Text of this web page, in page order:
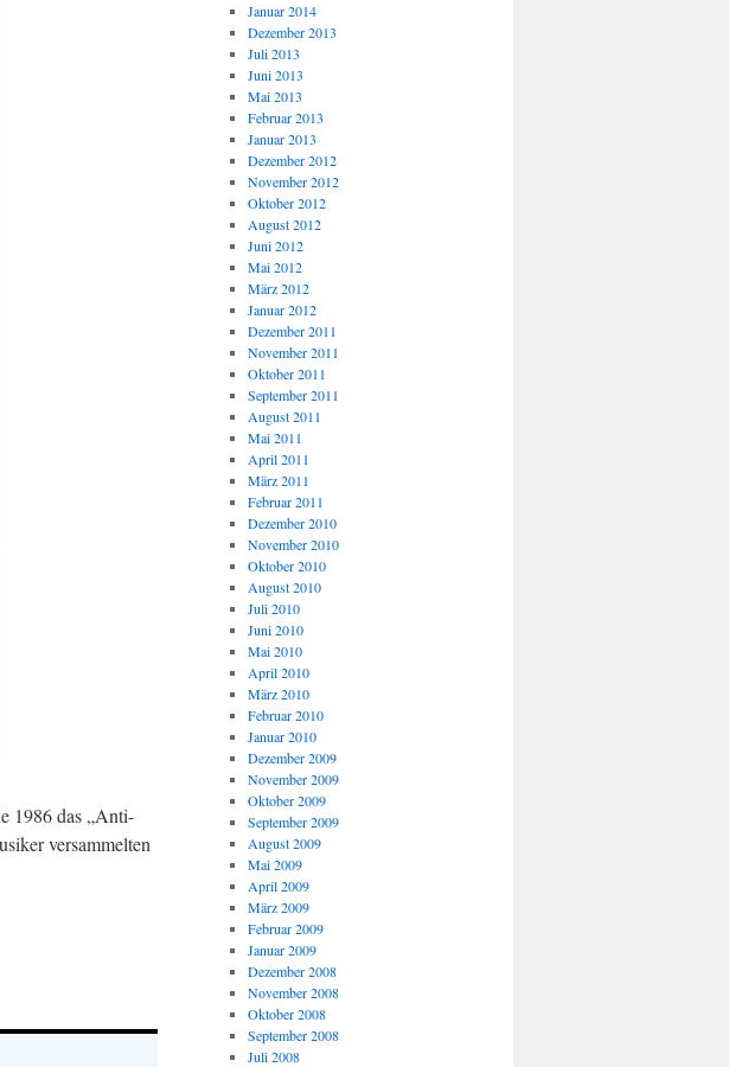
1986 das „Anti-
versammelten
Januar 2014
Dezember 2013
Juli 2013
Juni 2013
Mai 2013
Februar 2013
Januar 2013
Dezember 2012
November 2012
Oktober 2012
August 2012
Juni 2012
Mai 2012
März 2012
Januar 2012
Dezember 2011
November 2011
Oktober 2011
September 2011
August 2011
Mai 2011
April 2011
März 2011
Februar 2011
Dezember 2010
November 2010
Oktober 2010
August 2010
Juli 2010
Juni 2010
Mai 2010
April 2010
März 2010
Februar 2010
Januar 2010
Dezember 2009
November 2009
Oktober 2009
September 2009
August 2009
Mai 2009
April 2009
März 2009
Februar 2009
Januar 2009
Dezember 2008
November 2008
Oktober 2008
September 2008
Juli 2008